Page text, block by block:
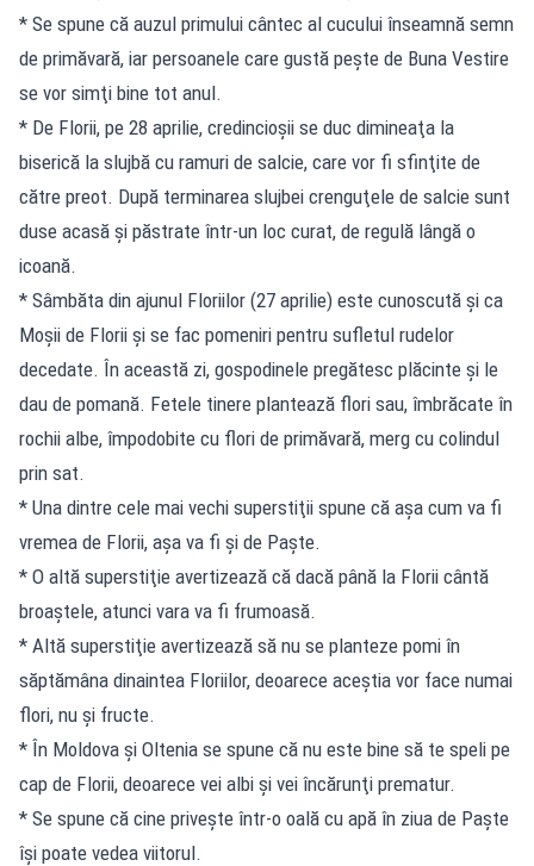
* Se spune că auzul primului cântec al cucului înseamnă semn
de primăvară, iar persoanele care gustă peşte de Buna Vestire
se vor simţi bine tot anul.
* De Florii, pe 28 aprilie, credincioşii se duc dimineaţa la
biserică la slujbă cu ramuri de salcie, care vor fi sfinţite de
către preot. După terminarea slujbei crenguţele de salcie sunt
duse acasă şi păstrate într-un loc curat, de regulă lângă o
icoană.
* Sâmbăta din ajunul Floriilor (27 aprilie) este cunoscută şi ca
Moşii de Florii şi se fac pomeniri pentru sufletul rudelor
decedate. În această zi, gospodinele pregătesc plăcinte şi le
dau de pomană. Fetele tinere plantează flori sau, îmbrăcate în
rochii albe, împodobite cu flori de primăvară, merg cu colindul
prin sat.
* Una dintre cele mai vechi superstiţii spune că aşa cum va fi
vremea de Florii, aşa va fi şi de Paşte.
* O altă superstiţie avertizează că dacă până la Florii cântă
broaştele, atunci vara va fi frumoasă.
* Altă superstiţie avertizează să nu se planteze pomi în
săptămâna dinaintea Floriilor, deoarece aceştia vor face numai
flori, nu şi fructe.
* În Moldova şi Oltenia se spune că nu este bine să te speli pe
cap de Florii, deoarece vei albi şi vei încărunţi prematur.
* Se spune că cine priveşte într-o oală cu apă în ziua de Paşte
îşi poate vedea viitorul.